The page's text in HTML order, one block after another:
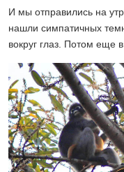
И мы отправились на
нашли симпатичных
вокруг глаз. Потом еще